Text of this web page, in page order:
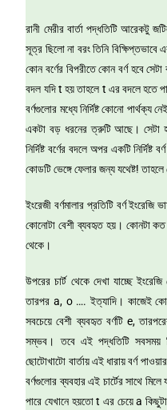
রানী মেরীর বার্তা পদ্ধতিটি আরেকটু
সূত্র ছিলো না বরং তিনি বিক্ষিপ্তভাবে
কোন বর্ণের বিপরীতে কোন বর্ণ হবে
বদল যদি t হয় তাহলে t এর বদলে হতে
বর্ণগুলোর মধ্যে নির্দিষ্ট কোনো
একটা বড় ধরনের ত্রুটি আছে। সেটা
নির্দিষ্ট বর্ণের বদলে অপর একটি
কোডটি ভেঙ্গে ফেলার জন্য যথেষ্ট!
ইংরেজী বর্ণমালার প্রতিটি বর্ণ
কোনোটা বেশী ব্যবহৃত হয়। কোনটা কত
থেকে।
উপরের চার্ট থেকে দেখা যাচ্ছে
তারপর a, o …. ইত্যাদি। কাজেই
সবচেয়ে বেশী ব্যবহৃত বর্ণটি e,
সম্ভব। তবে এই পদ্ধতিটি সবসময়
ছোটোখাটো বার্তায় এই ধারায় বর্ণ
বর্ণগুলোর ব্যবহার এই চার্টের সাথে
পারে যেখানে হয়তো t এর চেয়ে a